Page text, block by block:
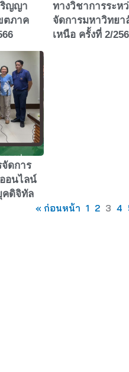
ริญญา
ตภาค
ทางวิชาการระห
จัดการมหาวิทย
เหนือ ครั้งที่ 2/
ดการ
อนไลน์
คดิจิทัล
« ก่อนหน้า 1 2 3 4